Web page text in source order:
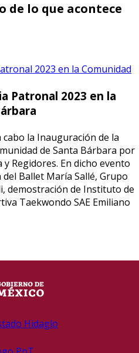
lo que acontece
Patronal 2023 en la
cabo la Inauguración de la
de Santa Bárbara por
Regidores. En dicho evento
Ballet María Sallé, Grupo
demostración de Instituto de
Taekwondo SAE Emiliano